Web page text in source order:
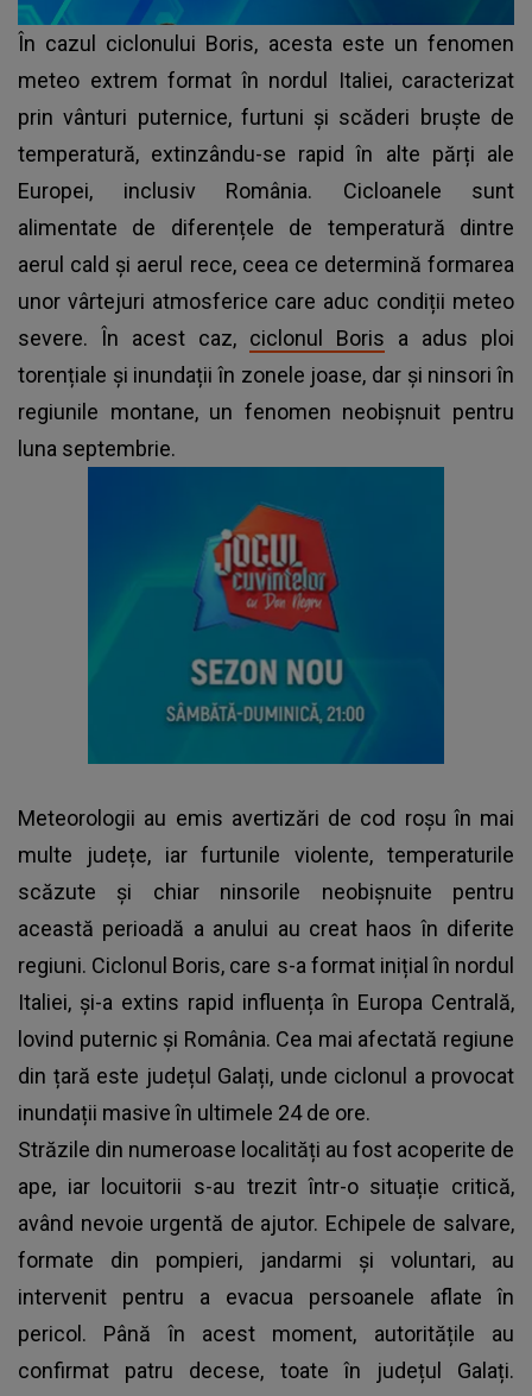
În cazul ciclonului Boris, acesta este un fenomen
meteo extrem format în nordul Italiei, caracterizat
prin vânturi puternice, furtuni și scăderi bruște de
temperatură, extinzându-se rapid în alte părți ale
Europei, inclusiv România. Cicloanele sunt
alimentate de diferențele de temperatură dintre
aerul cald și aerul rece, ceea ce determină formarea
unor vârtejuri atmosferice care aduc condiții meteo
severe. În acest caz, ciclonul Boris a adus ploi
torențiale și inundații în zonele joase, dar și ninsori în
regiunile montane, un fenomen neobișnuit pentru
luna septembrie.
Meteorologii au emis avertizări de cod roșu în mai
multe județe, iar furtunile violente, temperaturile
scăzute și chiar ninsorile neobișnuite pentru
această perioadă a anului au creat haos în diferite
regiuni. Ciclonul Boris, care s-a format inițial în nordul
Italiei, și-a extins rapid influența în Europa Centrală,
lovind puternic și România. Cea mai afectată regiune
din țară este județul Galați, unde ciclonul a provocat
inundații masive în ultimele 24 de ore.
Străzile din numeroase localități au fost acoperite de
ape, iar locuitorii s-au trezit într-o situație critică,
având nevoie urgentă de ajutor. Echipele de salvare,
formate din pompieri, jandarmi și voluntari, au
intervenit pentru a evacua persoanele aflate în
pericol. Până în acest moment, autoritățile au
confirmat patru decese, toate în județul Galați.